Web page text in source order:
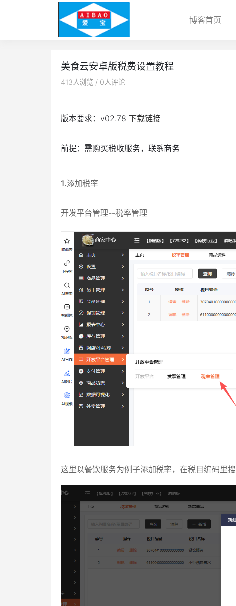
博客首页
美食云安卓版税费设置教程
413 人浏览 / 0 人评论
版本要求：v02.78 下载链接
前提：需购买税收服务，联系商务
1.添加税率
开发平台管理--税率管理
这里以餐饮服务为例子添加税率，在税目编码里